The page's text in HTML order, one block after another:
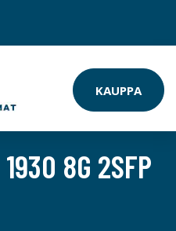
KAUPPA
1930 8G 2SFP